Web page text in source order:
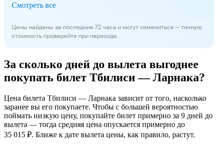
Смотреть все
Цены найдены за последние 72 часа и могут измениться — точную
стоимость проверяйте при переходе.
За сколько дней до вылета выгоднее
покупать билет Тбилиси — Ларнака?
Цена билета Тбилиси — Ларнака зависит от того, насколько
заранее вы его покупаете. Чтобы с большей вероятностью
поймать низкую цену, покупайте билет примерно за 9 дней до
вылета — тогда средняя цена опускается примерно до
35 015 ₽. Ближе к дате вылета цены, как правило, растут.